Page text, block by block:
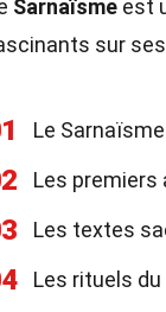
Sarnaïsme est
sur
Le
Les
Les textes
Les rituels